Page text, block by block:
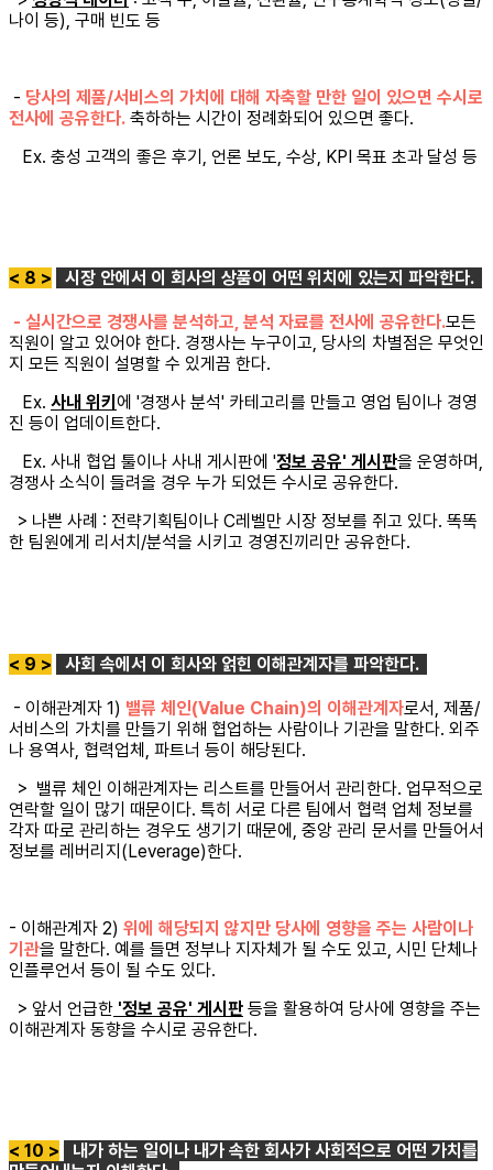
나이 등), 구매 빈도 등
- 당사의 제품/서비스의 가치에 대해 자축할 만한 일이 있으면 수시로
전사에 공유한다. 축하하는 시간이 정례화되어 있으면 좋다.
Ex. 충성 고객의 좋은 후기, 언론 보도, 수상, KPI 목표 초과 달성 등
< 8 > 시장 안에서 이 회사의 상품이 어떤 위치에 있는지 파악한다.
- 실시간으로 경쟁사를 분석하고, 분석 자료를 전사에 공유한다.모든
직원이 알고 있어야 한다. 경쟁사는 누구이고, 당사의 차별점은 무엇인
지 모든 직원이 설명할 수 있게끔 한다.
Ex. 사내 위키 에 '경쟁사 분석' 카테고리를 만들고 영업 팀이나 경영
진 등이 업데이트한다.
Ex. 사내 협업 툴이나 사내 게시판에 '정보 공유' 게시판을 운영하며,
경쟁사 소식이 들려올 경우 누가 되었든 수시로 공유한다.
> 나쁜 사례 : 전략기획팀이나 C레벨만 시장 정보를 쥐고 있다. 똑똑
한 팀원에게 리서치/분석을 시키고 경영진끼리만 공유한다.
< 9 > 사회 속에서 이 회사와 얽힌 이해관계자를 파악한다.
- 이해관계자 1) 밸류 체인(Value Chain)의 이해관계자로서, 제품/
서비스의 가치를 만들기 위해 협업하는 사람이나 기관을 말한다. 외주
나 용역사, 협력업체, 파트너 등이 해당된다.
> 밸류 체인 이해관계자는 리스트를 만들어서 관리한다. 업무적으로
연락할 일이 많기 때문이다. 특히 서로 다른 팀에서 협력 업체 정보를
각자 따로 관리하는 경우도 생기기 때문에, 중앙 관리 문서를 만들어서
정보를 레버리지(Leverage)한다.
- 이해관계자 2) 위에 해당되지 않지만 당사에 영향을 주는 사람이나
기관을 말한다. 예를 들면 정부나 지자체가 될 수도 있고, 시민 단체나
인플루언서 등이 될 수도 있다.
> 앞서 언급한 '정보 공유' 게시판 등을 활용하여 당사에 영향을 주는
이해관계자 동향을 수시로 공유한다.
< 10 >
내가 하는 일이나 내가 속한 회사가 사회적으로 어떤 가치를